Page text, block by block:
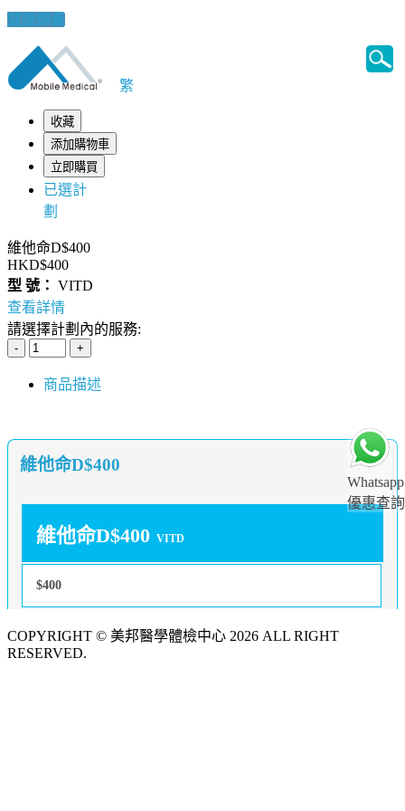
健康錦囊
Whatsapp
優惠查詢
繁
收藏
添加購物車
立即購買
已選計
劃
維他命D$400
HKD$400
型 號： VITD
查看詳情
請選擇計劃內的服務:
商品描述
維他命D$400
維他命D$400 VITD
$400
COPYRIGHT © 美邦醫學體檢中心 2026 ALL RIGHT
RESERVED.